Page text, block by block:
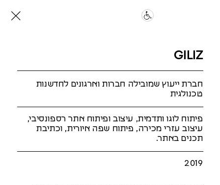
GILIZ
חברת ייעוץ שמובילה חברות וארגונים לחדשנות
טכנולגית
פיתוח לוגו ותדמית, עיצוב ופיתוח אתר רספונסיבי,
עיצוב עזרי מכירה, פיתוח שפה איורית, וכתיבת
תכנים באתר.
2019